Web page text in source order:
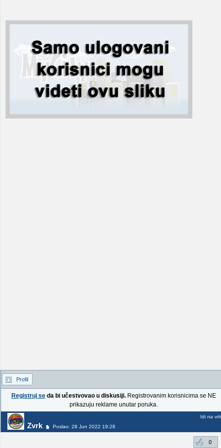
Profil
Registruj seda bi učestvovao u diskusiji.Registrovanim korisnicima se NE
prikazuju reklame unutar poruka.
Zvrk Poslao: 28 Jun 2022 19:28
Idi na vrh
0